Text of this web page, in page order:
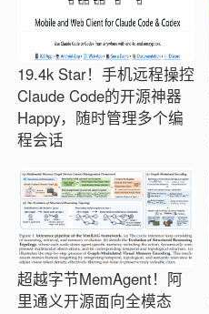
19.4k Star！手机远程操控
Claude Code的开源神器
Happy，随时管理多个编
程会话
超越字节MemAgent！阿
里通义开源面向全模态